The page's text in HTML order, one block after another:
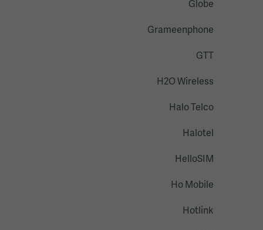
Globe
Grameenphone
GTT
H2O Wireless
Halo Telco
Halotel
HelloSIM
Ho Mobile
Hotlink